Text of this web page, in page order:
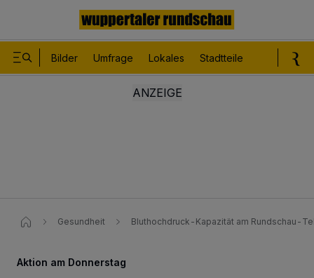
Bilder Umfrage Lokales Stadtteile
Gesundheit Bluthochdruck-Kapazität am Rundschau-
Aktion am Donnerstag